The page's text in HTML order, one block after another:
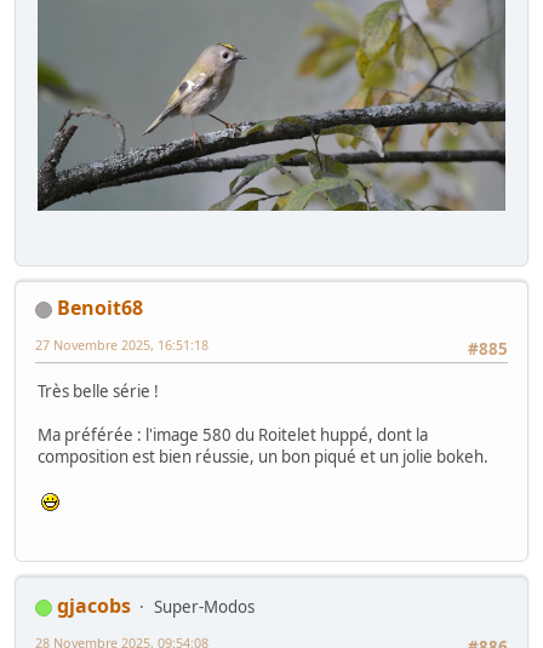
Benoit68
#885
27 Novembre 2025, 16:51:18
Très belle série !
Ma préférée : l'image 580 du Roitelet huppé, dont la
composition est bien réussie, un bon piqué et un jolie bokeh.
gjacobs
Super-Modos
28 Novembre 2025, 09:54:08